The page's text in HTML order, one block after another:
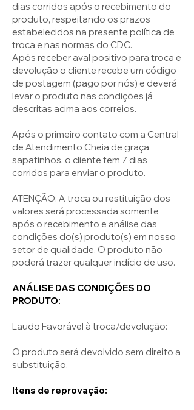
dias corridos após o recebimento do
produto, respeitando os prazos
estabelecidos na presente política de
troca e nas normas do CDC.
Após receber aval positivo para troca e
devolução o cliente recebe um código
de postagem (pago por nós) e deverá
levar o produto nas condições já
descritas acima aos correios.
Após o primeiro contato com a Central
de Atendimento Cheia de graça
sapatinhos, o cliente tem 7 dias
corridos para enviar o produto.
ATENÇÃO: A troca ou restituição dos
valores será processada somente
após o recebimento e análise das
condições do(s) produto(s) em nosso
setor de qualidade. O produto não
poderá trazer qualquer indício de uso.
ANÁLISE DAS CONDIÇÕES DO
PRODUTO:
Laudo Favorável à troca/devolução:
O produto será devolvido sem direito a
substituição.
Itens de reprovação: